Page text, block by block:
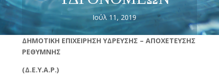
Ιούλ 11, 2019
ΔΗΜΟΤΙΚΗ ΕΠΙΧΕΙΡΗΣΗ ΥΔΡΕΥΣΗΣ – ΑΠΟΧΕΤΕΥΣΗΣ
ΡΕΘΥΜΝΗΣ
(Δ.Ε.Υ.Α.Ρ.)